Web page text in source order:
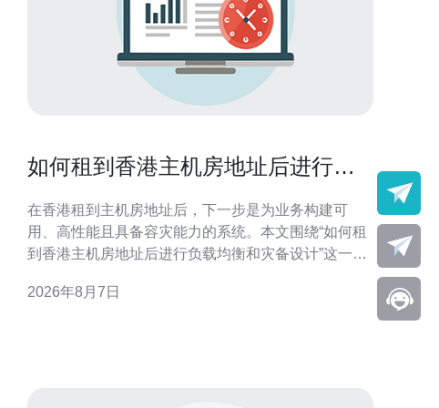
如何租到香港主机房地址后进行负
在香港租到主机房地址后，下一步是为业务构建可
用、高性能且具备容灾能力的系统。本文围绕“如何租
到香港主机房地址后进行负载均衡和灾备设计”这一主
项讲解，帮助技术与采购团队在实际落地时把控关键
2026年8月7日